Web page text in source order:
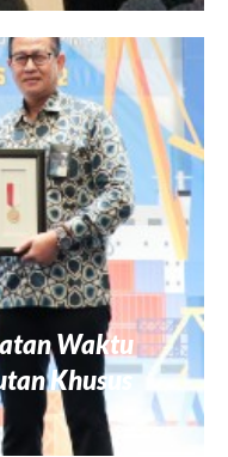
Waktu
Khusus